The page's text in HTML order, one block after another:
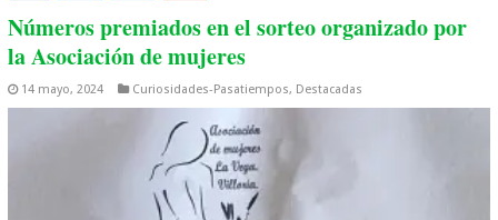
Números premiados en el sorteo organizado por
la Asociación de mujeres
14 mayo, 2024 Curiosidades-Pasatiempos, Destacadas